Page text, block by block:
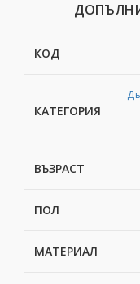
КОД
КАТЕГОРИЯ
ВЪЗРАСТ
ПОЛ
МАТЕРИАЛ